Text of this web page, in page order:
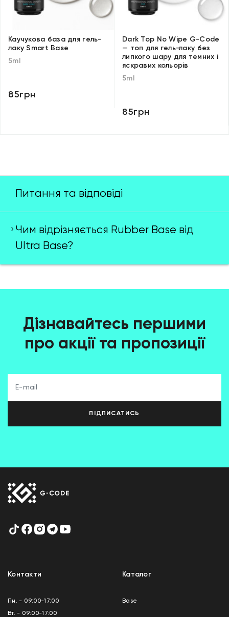
Каучукова база для гель-
лаку Smart Base
5ml
85грн
Dark Top No Wipe G-Code
— топ для гель-лаку без
липкого шару для темних і
яскравих кольорів
5ml
85грн
Питання та відповіді
Чим відрізняється Rubber Base від
Ultra Base?
Дізнавайтесь першими
про акції та пропозиції
ПІДПИСАТИСЬ
Контакти
Пн. - 09:00-17:00
Вт. - 09:00-17:00
Каталог
Base